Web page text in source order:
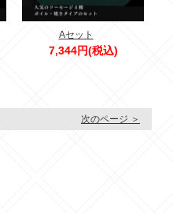
Aセット
7,344円(税込)
次のページ ＞